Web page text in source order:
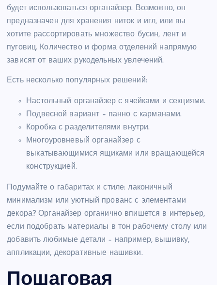
будет использоваться органайзер. Возможно, он
предназначен для хранения ниток и игл, или вы
хотите рассортировать множество бусин, лент и
пуговиц. Количество и форма отделений напрямую
зависят от ваших рукодельных увлечений.
Есть несколько популярных решений:
Настольный органайзер с ячейками и секциями.
Подвесной вариант – панно с карманами.
Коробка с разделителями внутри.
Многоуровневый органайзер с
выкатывающимися ящиками или вращающейся
конструкцией.
Подумайте о габаритах и стиле: лаконичный
минимализм или уютный прованс с элементами
декора? Органайзер органично впишется в интерьер,
если подобрать материалы в тон рабочему столу или
добавить любимые детали – например, вышивку,
аппликации, декоративные нашивки.
Пошаговая